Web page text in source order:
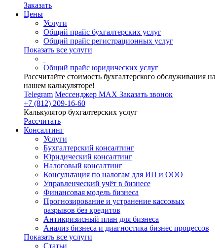
Заказать
Цены
Услуги
Общий прайс бухгалтерских услуг
Общий прайс регистрационных услуг
Показать все услуги
Общий прайс юридических услуг
Рассчитайте стоимость бухгалтерского обслуживания на
нашем калькуляторе!
Telegram Мессенджер MAX Заказать звонок
+7 (812) 209-16-60
Калькулятор бухгалтерских услуг
Рассчитать
Консалтинг
Услуги
Бухгалтерский консалтинг
Юридический консалтинг
Налоговый консалтинг
Консультация по налогам для ИП и ООО
Управленческий учёт в бизнесе
Финансовая модель бизнеса
Прогнозирование и устранение кассовых
разрывов без кредитов
Антикризисный план для бизнеса
Анализ бизнеса и диагностика бизнес процессов
Показать все услуги
Статьи